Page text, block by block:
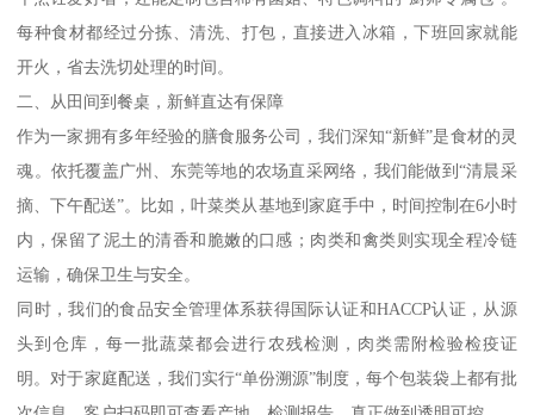
每种食材都经过分拣、清洗、打包，直接进入冰箱，下班回家就能
开火，省去洗切处理的时间。
二、从田间到餐桌，新鲜直达有保障
作为一家拥有多年经验的膳食服务公司，我们深知“新鲜”是食材的灵
魂。依托覆盖广州、东莞等地的农场直采网络，我们能做到“清晨采
摘、下午配送”。比如，叶菜类从基地到家庭手中，时间控制在6小时
内，保留了泥土的清香和脆嫩的口感；肉类和禽类则实现全程冷链
运输，确保卫生与安全。
同时，我们的食品安全管理体系获得国际认证和HACCP认证，从源
头到仓库，每一批蔬菜都会进行农残检测，肉类需附检验检疫证
明。对于家庭配送，我们实行“单份溯源”制度，每个包装袋上都有批